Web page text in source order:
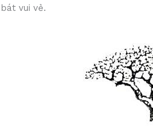
bát vui vẻ.